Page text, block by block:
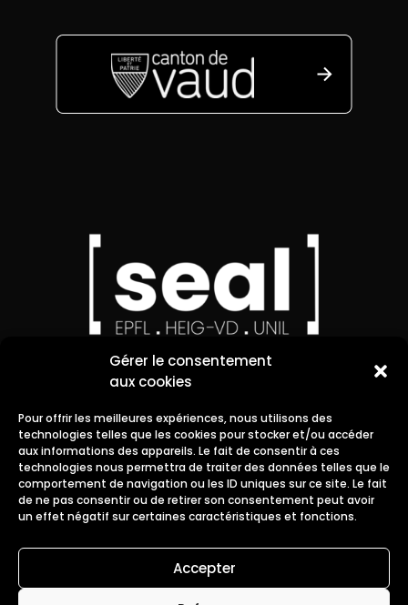
Gérer le consentement
aux cookies
Pour offrir les meilleures expériences, nous utilisons des
technologies telles que les cookies pour stocker et/ou accéder
aux informations des appareils. Le fait de consentir à ces
technologies nous permettra de traiter des données telles que le
comportement de navigation ou les ID uniques sur ce site. Le fait
de ne pas consentir ou de retirer son consentement peut avoir
un effet négatif sur certaines caractéristiques et fonctions.
Accepter
Contact